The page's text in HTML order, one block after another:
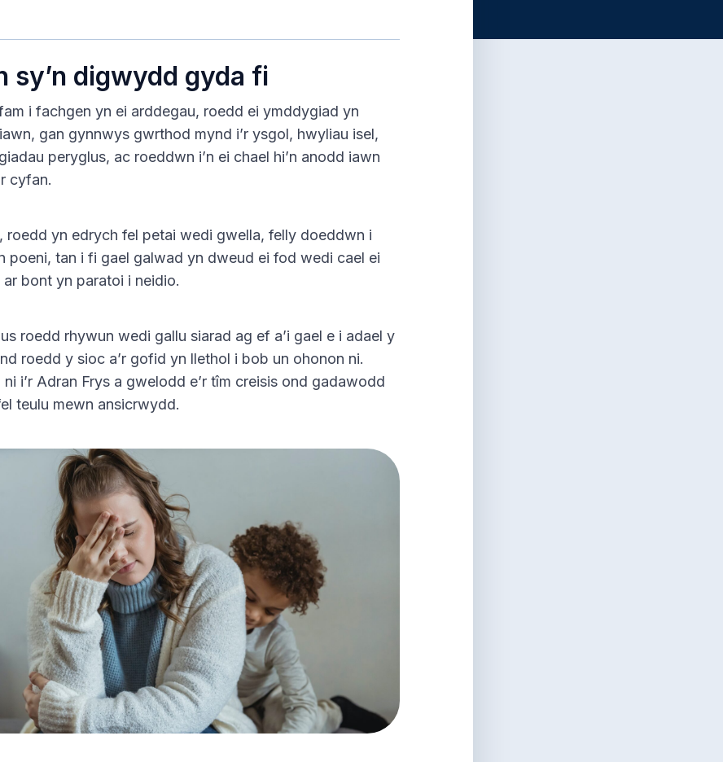
sy’n digwydd gyda fi
i fachgen yn ei arddegau, roedd ei ymddygiad yn
gan gynnwys gwrthod mynd i’r ysgol, hwyliau isel,
peryglus, ac roeddwn i’n ei chael hi’n anodd iawn
cyfan.
roedd yn edrych fel petai wedi gwella, felly doeddwn i
poeni, tan i fi gael galwad yn dweud ei fod wedi cael ei
bont yn paratoi i neidio.
roedd rhywun wedi gallu siarad ag ef a’i gael e i adael y
roedd y sioc a’r gofid yn llethol i bob un ohonon ni.
ni i’r Adran Frys a gwelodd e’r tîm creisis ond gadawodd
teulu mewn ansicrwydd.